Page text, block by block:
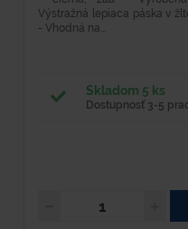
Výstražná lepiaca páska v
- Vhodná na...
Skladom 5 ks
Dostupnosť 3-5